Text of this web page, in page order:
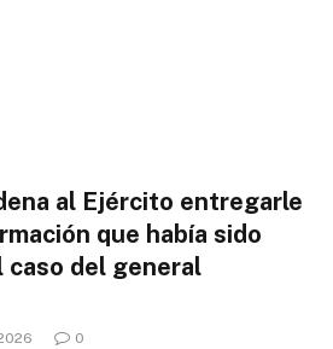
al Ejército entregarle
que había sido
caso del general
0